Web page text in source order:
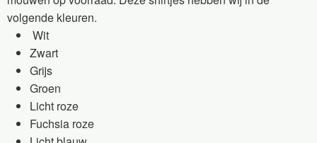
volgende kleuren.
Wit
Zwart
Grijs
Groen
Licht roze
Fuchsia roze